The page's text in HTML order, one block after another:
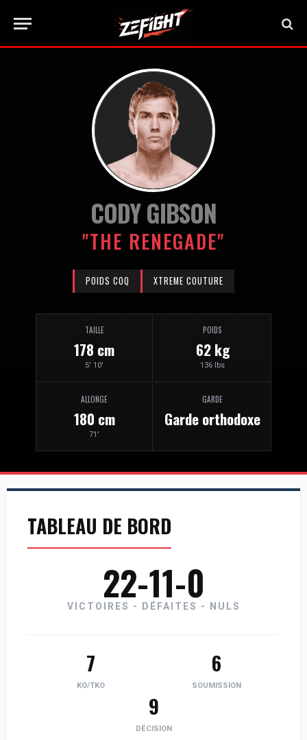
CODY GIBSON
"THE RENEGADE"
POIDS COQ XTREME COUTURE
TAILLE
178 cm
5' 10'
POIDS
62 kg
136 lbs
ALLONGE
180 cm
71'
GARDE
Garde orthodoxe
TABLEAU DE BORD
22-11-0
VICTOIRES - DÉFAITES - NULS
7
KO/TKO
6
SOUMISSION
9
DÉCISION